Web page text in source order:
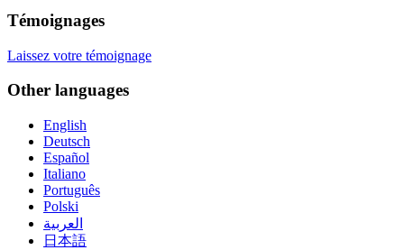
Témoignages
Laissez votre témoignage
Other languages
English
Deutsch
Español
Italiano
Português
Polski
العربية
日本語